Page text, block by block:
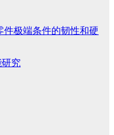
件极端条件的韧性和硬
究